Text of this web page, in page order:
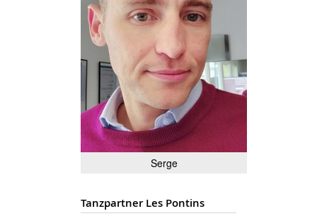
Serge
Tanzpartner Les Pontins